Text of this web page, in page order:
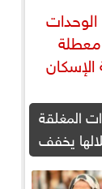
المغلقة
يخفف